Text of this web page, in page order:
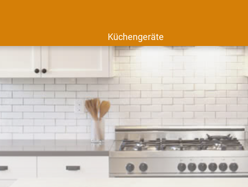
Küchengeräte